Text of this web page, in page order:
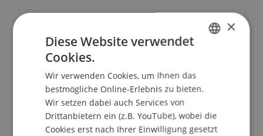
School/Professur:
Kontakt
×
Diese Website verwendet
Cookies.
Wir verwenden Cookies, um Ihnen das
bestmögliche Online-Erlebnis zu bieten.
Wir setzen dabei auch Services von
Drittanbietern ein (z.B. YouTube), wobei die
Cookies erst nach Ihrer Einwilligung gesetzt